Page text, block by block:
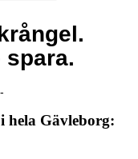
hela Gävleborg: